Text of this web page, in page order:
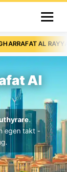
AL
Al
.
egen takt -